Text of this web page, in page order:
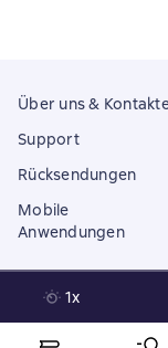
1x
Über uns &
Support
Rücksendungen
Mobile
Anwendungen
18